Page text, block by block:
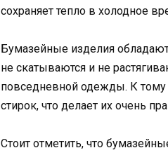
сохраняет тепло в холодное
Бумазейные изделия
не скатываются и не
повседневной одежды. К
стирок, что делает их очень
Стоит отметить, что